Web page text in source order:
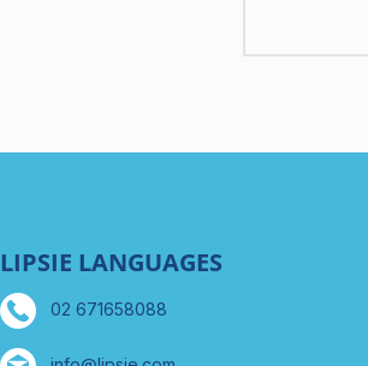
LIPSIE LANGUAGES
02 671658088